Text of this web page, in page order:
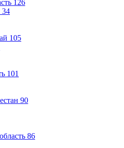
126
34
105
101
90
86